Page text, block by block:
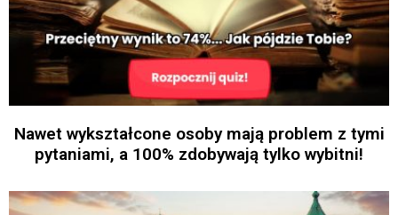
Nawet wykształcone osoby mają problem z tymi
pytaniami, a 100% zdobywają tylko wybitni!